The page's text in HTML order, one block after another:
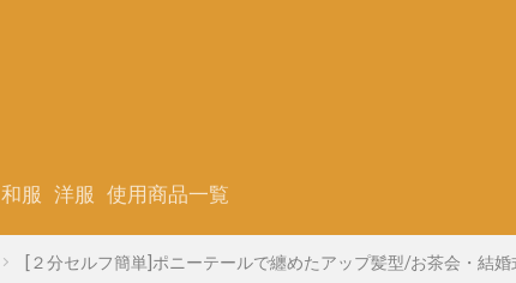
和服 洋服 使用商品一覧
[２分セルフ簡単]ポニーテールで纏めたアップ髪型/お茶会・結